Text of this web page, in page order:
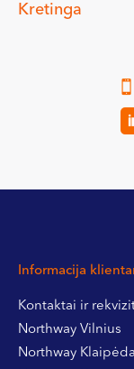
Kretinga
Informacija
Kontaktai ir
Northway Vilnius
Northway Klaipėda